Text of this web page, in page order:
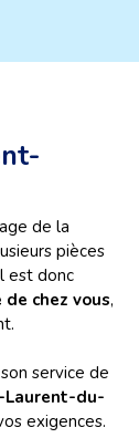
de la
pièces
est donc
de chez vous,
service de
Laurent-du-
exigences.